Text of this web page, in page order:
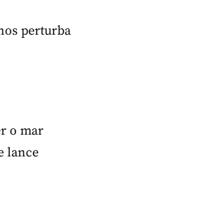
perturba
o mar
lance